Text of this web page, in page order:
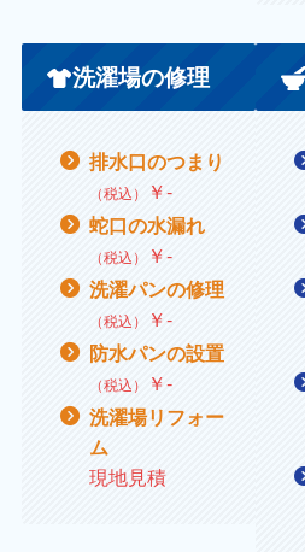
洗濯場の修理
排水口のつまり
（税込） ￥‐
蛇口の水漏れ
（税込） ￥‐
洗濯パンの修理
（税込） ￥‐
防水パンの設置
（税込） ￥‐
洗濯場リフォー
ム
現地見積